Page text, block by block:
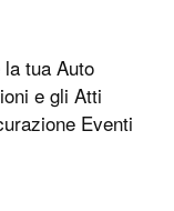
tua Auto
e gli Atti
Eventi